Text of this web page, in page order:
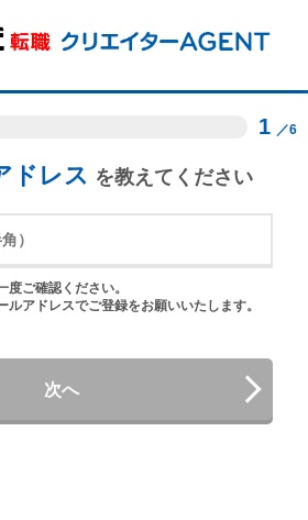
1 ／6
ドレス を教えてください
ご確認ください。
アドレスでご登録をお願いいたします。
次へ